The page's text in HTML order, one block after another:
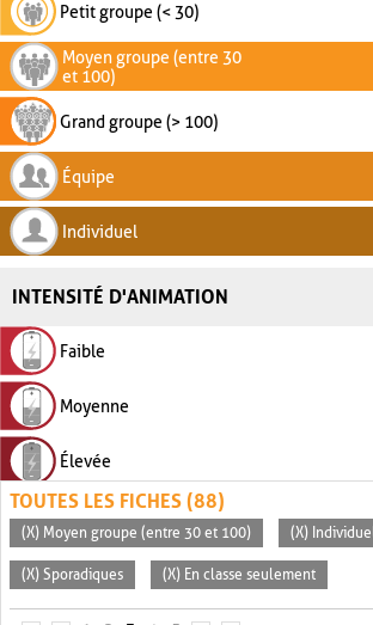
Petit groupe (< 30)
Moyen groupe (entre 30
et 100)
Grand groupe (> 100)
Équipe
Individuel
INTENSITÉ D'ANIMATION
Faible
Moyenne
Élevée
TOUTES LES FICHES (88)
(X) Moyen groupe (entre 30 et 100) (X)
(X) Sporadiques (X) En classe seulement
PAGES